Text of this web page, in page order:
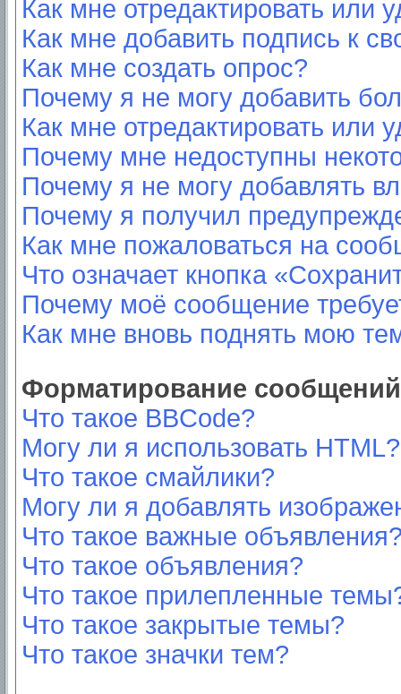
Как мне отредактировать или
Как мне добавить подпись к
Как мне создать опрос?
Почему я не могу добавить
Как мне отредактировать или
Почему мне недоступны
Почему я не могу добавлять
Почему я получил
Как мне пожаловаться на
Что означает кнопка
Почему моё сообщение
Как мне вновь поднять мою
Форматирование
Что такое BBCode?
Могу ли я использовать HTML?
Что такое смайлики?
Могу ли я добавлять
Что такое важные
Что такое объявления?
Что такое прилепленные
Что такое закрытые темы?
Что такое значки тем?